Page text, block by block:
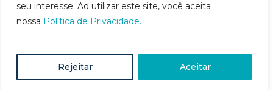
seu interesse. Ao utilizar este site, você aceita
nossa Política de Privacidade.
Rejeitar Aceitar